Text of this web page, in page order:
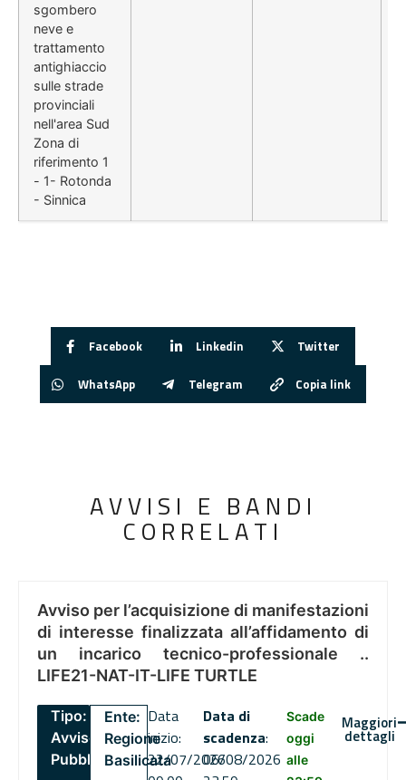
sgombero
neve e
trattamento
antighiaccio
sulle strade
provinciali
nell'area Sud
Zona di
riferimento 1
- 1- Rotonda
- Sinnica
Facebook Linkedin Twitter
WhatsApp Telegram Copia link
AVVISI E BANDI
CORRELATI
Avviso per l’acquisizione di manifestazioni
di interesse finalizzata all’affidamento di
un incarico tecnico-professionale ..
LIFE21-NAT-IT-LIFE TURTLE
Tipo:
Avviso
Pubblico
Ente:
Regione
Basilicata
Data
inizio:
22/07/2026
Data di
scadenza:
06/08/2026
Scade
oggi
alle
Maggiori
dettagli